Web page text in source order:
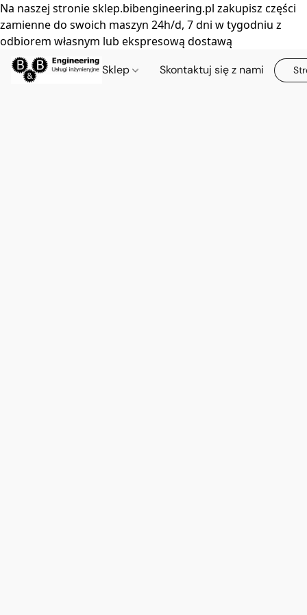
Na naszej stronie sklep.bibengineering.pl zakupisz części
zamienne do swoich maszyn 24h/d, 7 dni w tygodniu z
odbiorem własnym lub ekspresową dostawą
Sklep Skontaktuj się z nami